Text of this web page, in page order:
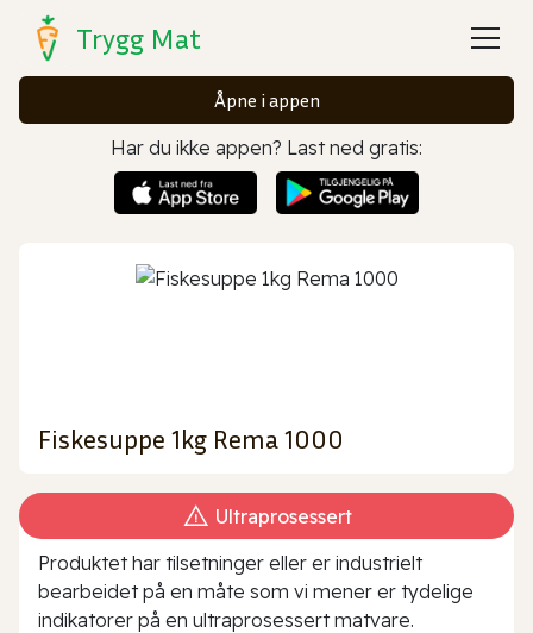
Trygg Mat
Åpne i appen
Har du ikke appen? Last ned gratis:
Fiskesuppe 1kg Rema 1000
Ultraprosessert
Produktet har tilsetninger eller er industrielt
bearbeidet på en måte som vi mener er tydelige
indikatorer på en ultraprosessert matvare.